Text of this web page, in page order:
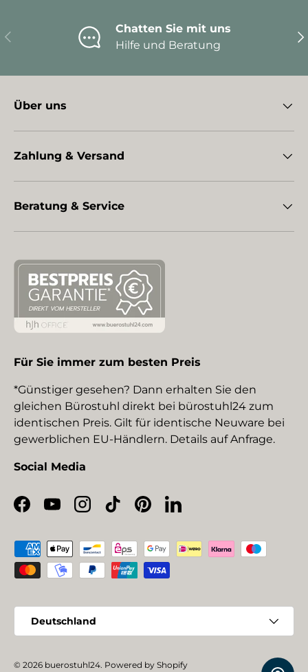
Vorherige
Chatten Sie mit uns
Hilfe und Beratung
Über uns
Zahlung & Versand
Beratung & Service
Für Sie immer zum besten Preis
*Günstiger gesehen? Dann erhalten Sie den
gleichen Bürostuhl direkt bei bürostuhl24 zum
identischen Preis. Gilt für identische Neuware bei
gewerblichen EU-Händlern. Details auf Anfrage.
Social Media
Facebook
YouTubeInstagram
TikTokPinterestLinkedIn
Zahlungsmethoden
Deutschland
© 2026 buerostuhl24. Powered by Shopify